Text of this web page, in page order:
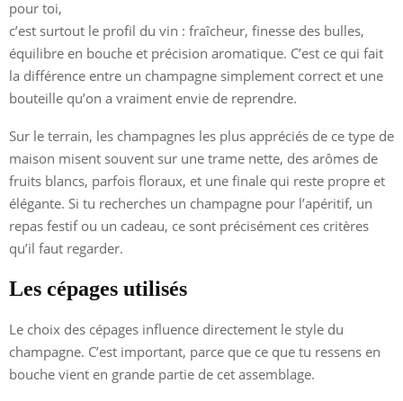
pour toi,
c’est surtout le profil du vin : fraîcheur, finesse des bulles,
équilibre en bouche et précision aromatique. C’est ce qui fait
la différence entre un champagne simplement correct et une
bouteille qu’on a vraiment envie de reprendre.
Sur le terrain, les champagnes les plus appréciés de ce type de
maison misent souvent sur une trame nette, des arômes de
fruits blancs, parfois floraux, et une finale qui reste propre et
élégante. Si tu recherches un champagne pour l’apéritif, un
repas festif ou un cadeau, ce sont précisément ces critères
qu’il faut regarder.
Les cépages utilisés
Le choix des cépages influence directement le style du
champagne. C’est important, parce que ce que tu ressens en
bouche vient en grande partie de cet assemblage.